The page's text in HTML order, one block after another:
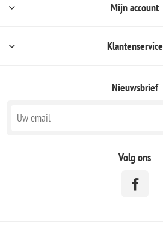
Mijn account
Klantenservice
Nieuwsbrief
Volg ons